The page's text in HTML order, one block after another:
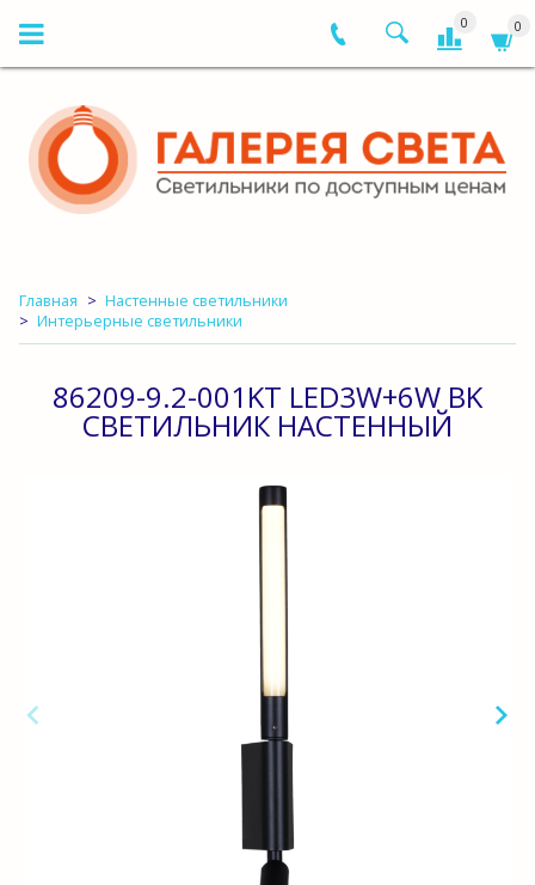
0 0
Главная
Настенные светильники
Интерьерные светильники
86209-9.2-001KT LED3W+6W BK
СВЕТИЛЬНИК НАСТЕННЫЙ